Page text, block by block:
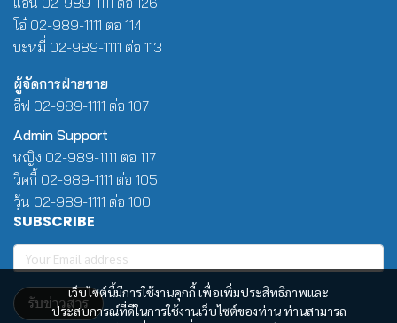
เว็บไซต์นี้มีการใช้งานคุกกี้ เพื่อเพิ่มประสิทธิภาพและ
ประสบการณ์ที่ดีในการใช้งานเว็บไซต์ของท่าน ท่านสามารถ
โอ๋ 02-989-1111 ต่อ 114
บะหมี่ 02-989-1111 ต่อ 113
ผู้จัดการฝ่ายขาย
อีฟ 02-989-1111 ต่อ 107
Admin Support
หญิง 02-989-1111 ต่อ 117
วิคกี้ 02-989-1111 ต่อ 105
วุ้น 02-989-1111 ต่อ 100
SUBSCRIBE
รับข่าวสาร